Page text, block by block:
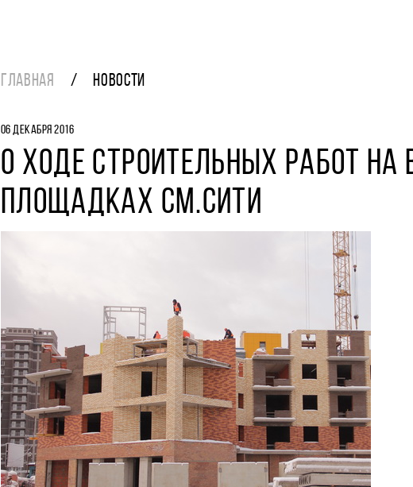
ГЛАВНАЯ НОВОСТИ
06 ДЕКАБРЯ 2016
О ХОДЕ СТРОИТЕЛЬНЫХ РАБОТ НА
ПЛОЩАДКАХ СМ.СИТИ